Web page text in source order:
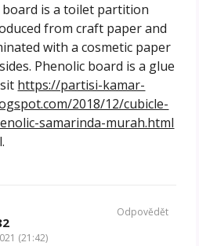
board is a toilet partition
from craft paper and
with a cosmetic paper
Phenolic board is a glue
https://partisi-kamar-
2018/12/cubicle-
samarinda-murah.html
(21:42)
Odpovědět